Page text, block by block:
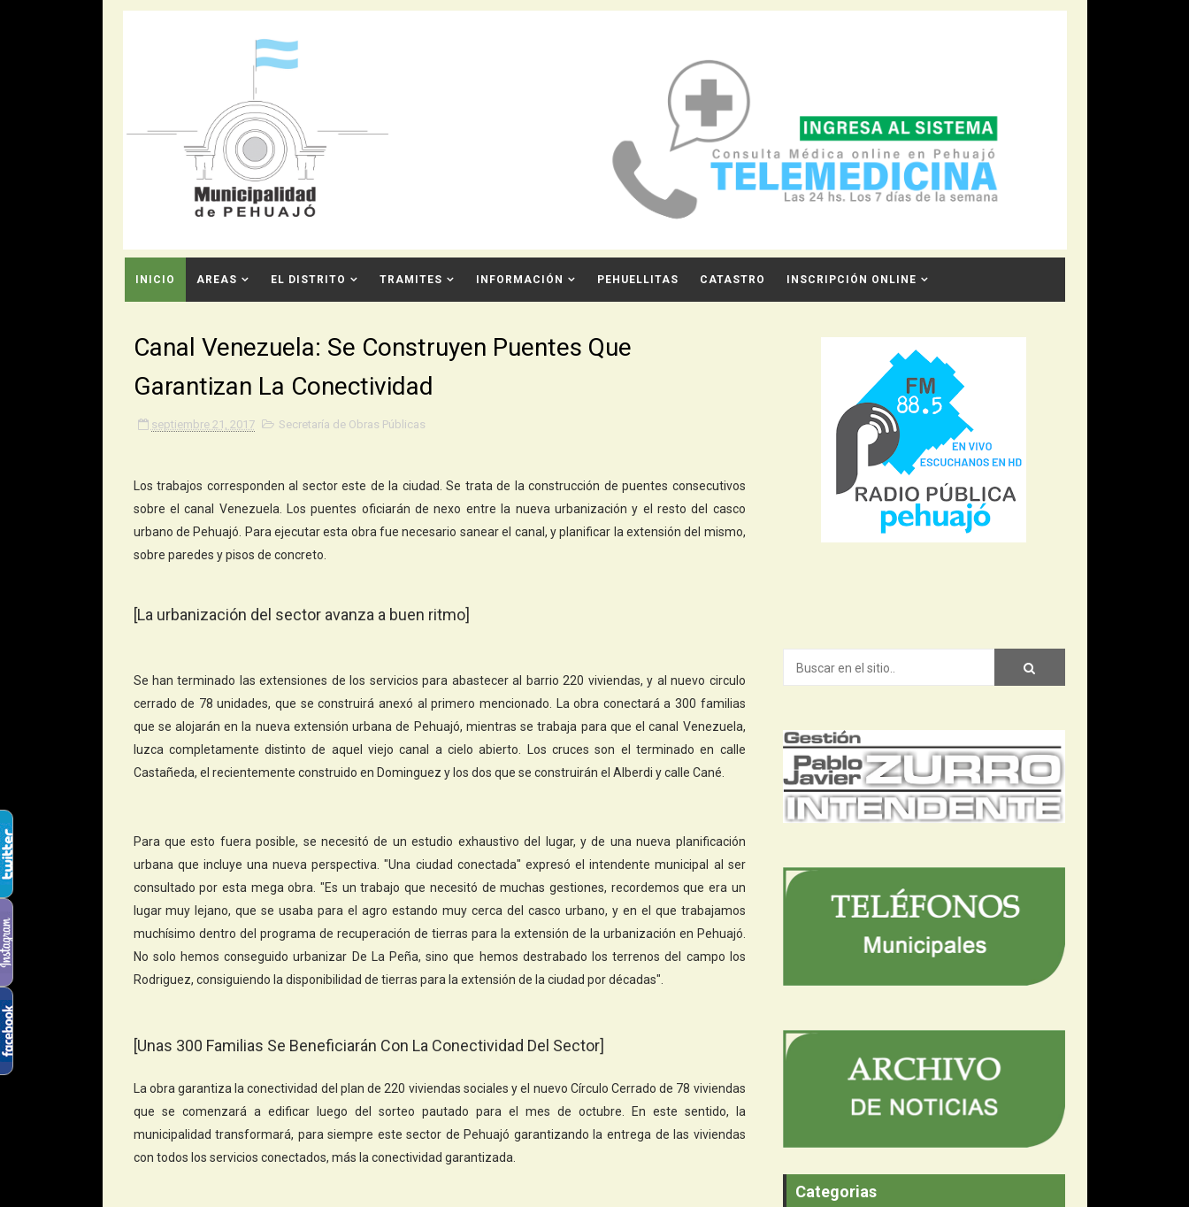
INICIO AREAS EL DISTRITO TRAMITES INFORMACIÓN PEHUELLITAS CATASTRO INSCRIPCIÓN ONLINE
Canal Venezuela: Se Construyen Puentes Que
Garantizan La Conectividad
septiembre 21, 2017 Secretaría de Obras Públicas
Los trabajos corresponden al sector este de la ciudad. Se trata de la construcción de puentes consecutivos
sobre el canal Venezuela. Los puentes oficiarán de nexo entre la nueva urbanización y el resto del casco
urbano de Pehuajó. Para ejecutar esta obra fue necesario sanear el canal, y planificar la extensión del mismo,
sobre paredes y pisos de concreto.
[La urbanización del sector avanza a buen ritmo]
Se han terminado las extensiones de los servicios para abastecer al barrio 220 viviendas, y al nuevo circulo
cerrado de 78 unidades, que se construirá anexó al primero mencionado. La obra conectará a 300 familias
que se alojarán en la nueva extensión urbana de Pehuajó, mientras se trabaja para que el canal Venezuela,
luzca completamente distinto de aquel viejo canal a cielo abierto. Los cruces son el terminado en calle
Castañeda, el recientemente construido en Dominguez y los dos que se construirán el Alberdi y calle Cané.
Para que esto fuera posible, se necesitó de un estudio exhaustivo del lugar, y de una nueva planificación
urbana que incluye una nueva perspectiva. "Una ciudad conectada" expresó el intendente municipal al ser
consultado por esta mega obra. "Es un trabajo que necesitó de muchas gestiones, recordemos que era un
lugar muy lejano, que se usaba para el agro estando muy cerca del casco urbano, y en el que trabajamos
muchísimo dentro del programa de recuperación de tierras para la extensión de la urbanización en Pehuajó.
No solo hemos conseguido urbanizar De La Peña, sino que hemos destrabado los terrenos del campo los
Rodriguez, consiguiendo la disponibilidad de tierras para la extensión de la ciudad por décadas".
[Unas 300 Familias Se Beneficiarán Con La Conectividad Del Sector]
La obra garantiza la conectividad del plan de 220 viviendas sociales y el nuevo Círculo Cerrado de 78 viviendas
que se comenzará a edificar luego del sorteo pautado para el mes de octubre. En este sentido, la
municipalidad transformará, para siempre este sector de Pehuajó garantizando la entrega de las viviendas
con todos los servicios conectados, más la conectividad garantizada.
Categorias